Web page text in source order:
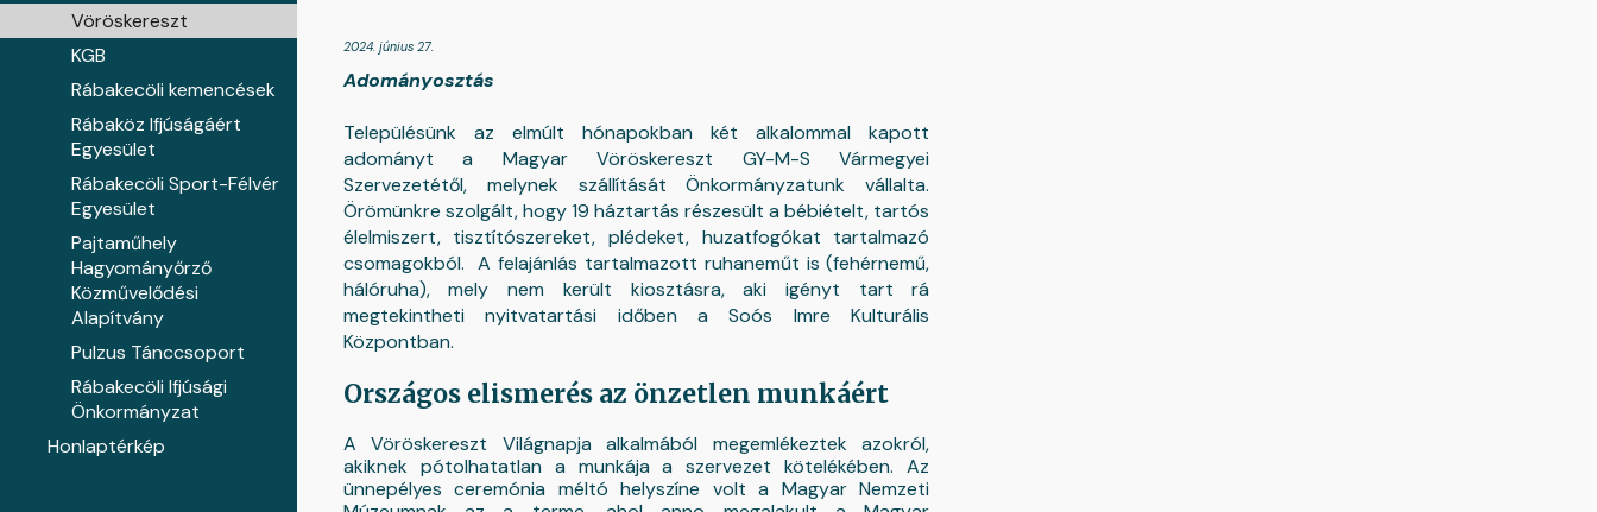
Vöröskereszt
KGB
Rábakecöli kemencések
Rábaköz Ifjúságáért
Egyesület
Rábakecöli Sport-Félvér
Egyesület
Pajtaműhely
Hagyományőrző
Közművelődési
Alapítvány
Pulzus Tánccsoport
Rábakecöli Ifjúsági
Önkormányzat
Honlaptérkép
2024. június 27.
Adományosztás
Településünk az elmúlt hónapokban két alkalommal kapott
adományt a Magyar Vöröskereszt GY-M-S Vármegyei
Szervezetétől, melynek szállítását Önkormányzatunk vállalta.
Örömünkre szolgált, hogy 19 háztartás részesült a bébiételt, tartós
élelmiszert, tisztítószereket, plédeket, huzatfogókat tartalmazó
csomagokból. A felajánlás tartalmazott ruhaneműt is (fehérnemű,
hálóruha), mely nem került kiosztásra, aki igényt tart rá
megtekintheti nyitvatartási időben a Soós Imre Kulturális
Központban.
Országos elismerés az önzetlen munkáért
A Vöröskereszt Világnapja alkalmából megemlékeztek azokról,
akiknek pótolhatatlan a munkája a szervezet kötelékében. Az
ünnepélyes ceremónia méltó helyszíne volt a Magyar Nemzeti